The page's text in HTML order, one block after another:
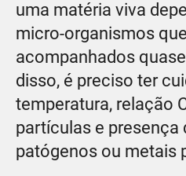
uma matéria viva
micro-organismos
acompanhados
disso, é preciso ter
temperatura, relação
partículas e presença
patógenos ou metais